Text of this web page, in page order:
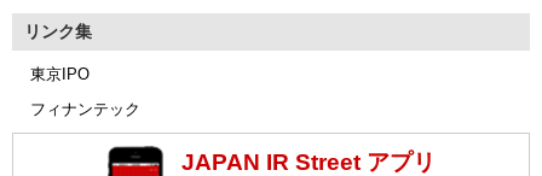
リンク集
東京IPO
フィナンテック
JAPAN IR Street アプリ